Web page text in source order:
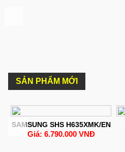
SẢN PHẨM MỚI
SAMSUNG SHS H635XMK/EN
Giá: 6.790.000 VNĐ